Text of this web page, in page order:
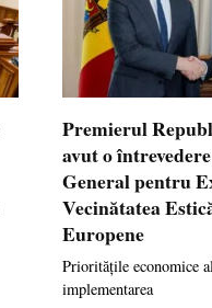
Premierul
avut o
General pentru
Vecinătatea
Europene
Prioritățile economice
implementarea